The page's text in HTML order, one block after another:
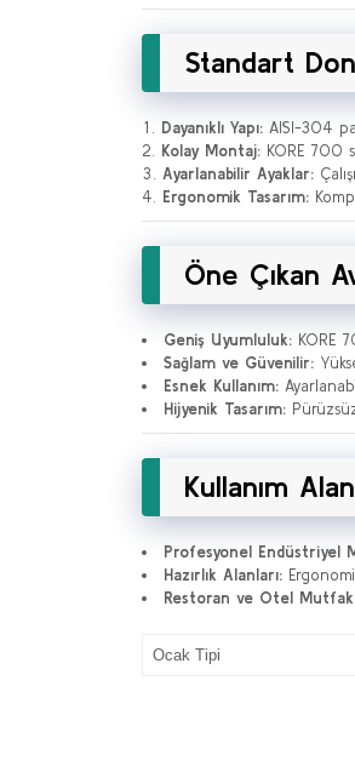
Standart
Dayanıklı Yapı: AISI-304
Kolay Montaj: KORE 700
Ayarlanabilir Ayaklar:
Ergonomik Tasarım:
Öne Çıkan
Geniş Uyumluluk: KORE
Sağlam ve Güvenilir:
Esnek Kullanım:
Hijyenik Tasarım:
Kullanım
Profesyonel Endüstriyel
Hazırlık Alanları:
Restoran ve Otel
Ocak Tipi